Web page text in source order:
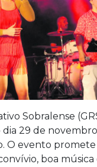
Sobralense
29 de
O evento
boa